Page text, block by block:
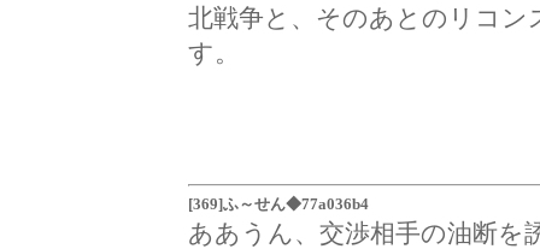
北戦争と、そのあとのリコ
す。
[369]ふ～せん◆77a036b4
ああうん、交渉相手の油断